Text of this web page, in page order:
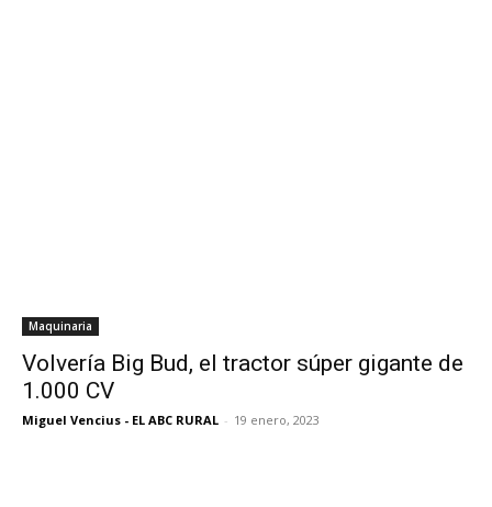
Maquinaria
Volvería Big Bud, el tractor súper gigante de
1.000 CV
Miguel Vencius - EL ABC RURAL - 19 enero, 2023